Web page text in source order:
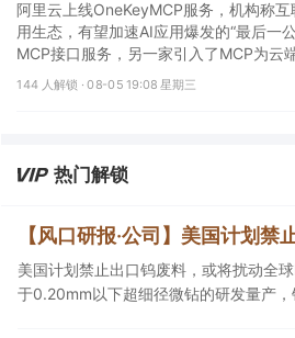
阿里云上线OneKeyMCP服务，机构称
用生态，有望加速AI应用爆发的“最后一
MCP接口服务，另一家引入了MCP为云
144 人解锁 ·08-05 19:08 星期三
热门解锁
美国计划禁止出口钨废料，或将扰动全
于0.20mm以下超细径微钻的研发量产